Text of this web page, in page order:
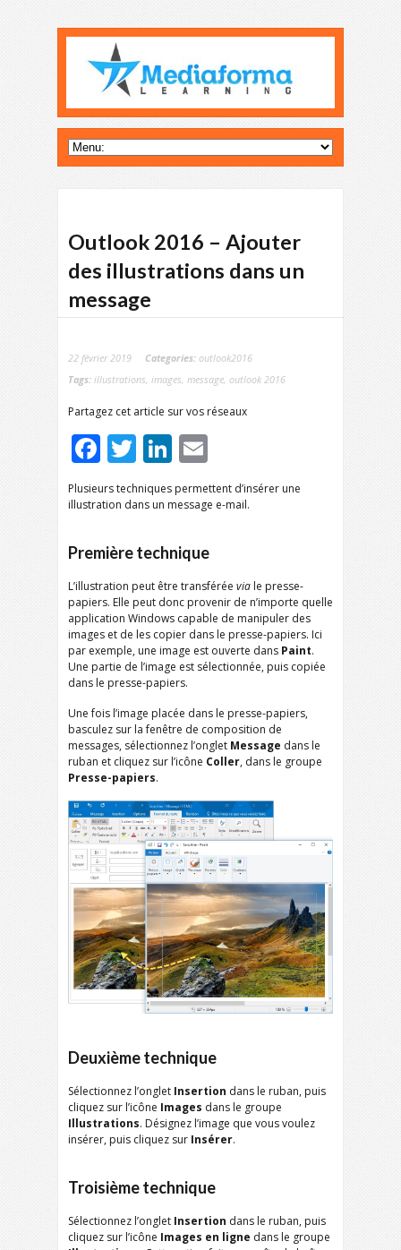
Outlook 2016 – Ajouter
des illustrations dans un
message
22 février 2019 Categories: outlook2016
Tags: illustrations, images, message, outlook 2016
Partagez cet article sur vos réseaux
Facebook
TwitterLinkedIn
Plusieurs techniques permettent d’insérer une
illustration dans un message e-mail.
Première technique
L’illustration peut être transférée via le presse-
papiers. Elle peut donc provenir de n’importe quelle
application Windows capable de manipuler des
images et de les copier dans le presse-papiers. Ici
par exemple, une image est ouverte dans Paint.
Une partie de l’image est sélectionnée, puis copiée
dans le presse-papiers.
Une fois l’image placée dans le presse-papiers,
basculez sur la fenêtre de composition de
messages, sélectionnez l’onglet Message dans le
ruban et cliquez sur l’icône Coller, dans le groupe
Presse-papiers.
Deuxième technique
Sélectionnez l’onglet Insertion dans le ruban, puis
cliquez sur l’icône Images dans le groupe
Illustrations. Désignez l’image que vous voulez
insérer, puis cliquez sur Insérer.
Troisième technique
Sélectionnez l’onglet Insertion dans le ruban, puis
cliquez sur l’icône Images en ligne dans le groupe